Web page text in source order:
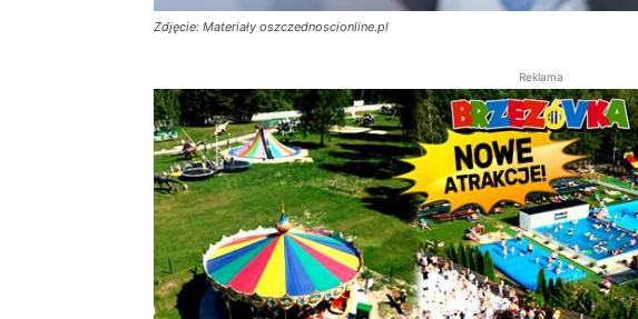
Zdjęcie: Materiały oszczednoscionline.pl
Reklama